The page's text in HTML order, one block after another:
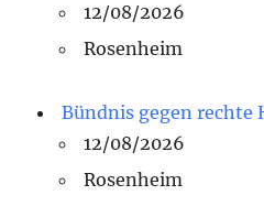
12/08/2026
Rosenheim
Bündnis gegen rechte
12/08/2026
Rosenheim